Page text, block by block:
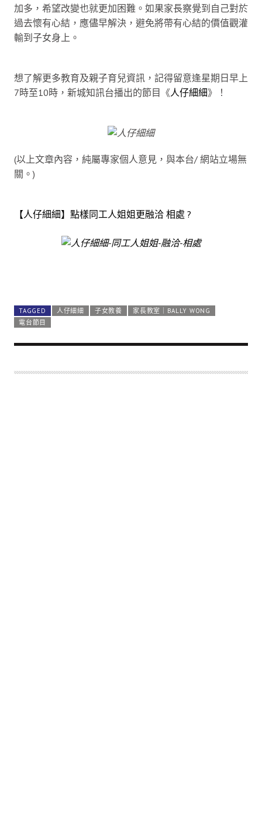
加多，希望改變也就更加困難。如果家長察覺到自己對於
過去懷有心結，應儘早解決，避免將帶有心結的價值觀灌
輸到子女身上。
想了解更多教育及親子育兒資訊，記得留意逢星期日早上
7時至10時，新城知訊台播出的節目《人仔細細》！
(以上文章內容，純屬專家個人意見，與本台/ 網站立場無
關。)
【人仔細細】點樣同工人姐姐更融洽 相處 ?
TAGGED 人仔細細 子女教養
家長教室｜BALLY WONG
電台節目